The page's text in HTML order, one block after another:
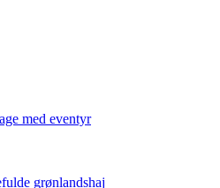
med eventyr
grønlandshaj